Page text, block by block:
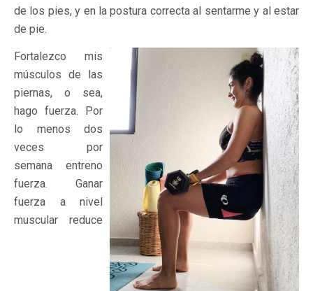
de los pies, y en la postura correcta al sentarme y al estar
de pie.
Fortalezco mis
músculos de las
piernas, o sea,
hago fuerza. Por
lo menos dos
veces por
semana entreno
fuerza. Ganar
fuerza a nivel
muscular reduce